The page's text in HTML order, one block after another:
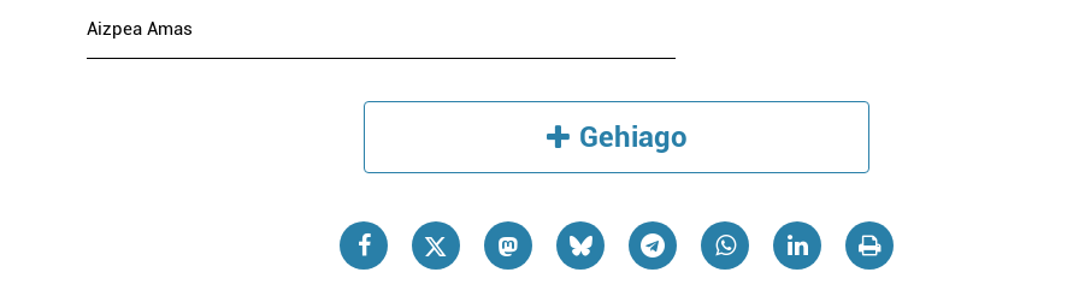
Aizpea Amas
Gehiago
ADMINISTRAZIOAK
Errenteria-Orereta